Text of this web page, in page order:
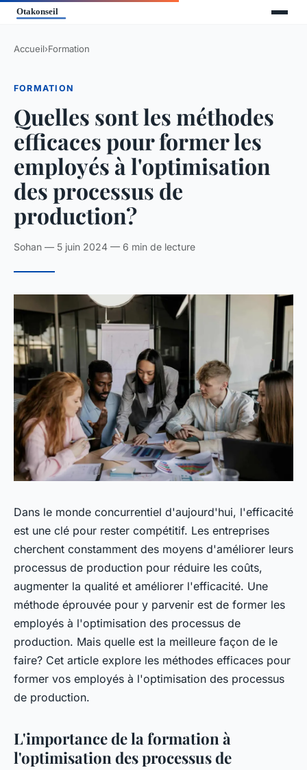
Accueil›Formation
FORMATION
Quelles sont les méthodes
efficaces pour former les
employés à l'optimisation
des processus de
production?
Sohan — 5 juin 2024 — 6 min de lecture
Dans le monde concurrentiel d'aujourd'hui, l'efficacité
est une clé pour rester compétitif. Les entreprises
cherchent constamment des moyens d'améliorer leurs
processus de production pour réduire les coûts,
augmenter la qualité et améliorer l'efficacité. Une
méthode éprouvée pour y parvenir est de former les
employés à l'optimisation des processus de
production. Mais quelle est la meilleure façon de le
faire? Cet article explore les méthodes efficaces pour
former vos employés à l'optimisation des processus
de production.
L'importance de la formation à
l'optimisation des processus de